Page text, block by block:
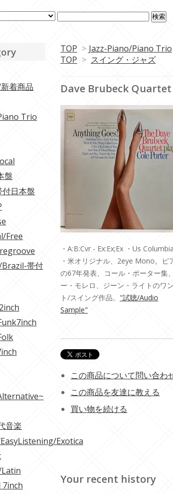
TOP > Jazz-Piano/Piano Trio
TOP > スイング・ジャズ
Dave Brubeck
・A:B:Cvr - Ex:Ex;Ex ・Us
・米オリジナル、2eye Mono。ピ
の67年発表、コール・ポーター集
ー・モレロ、ジーン・ライトのワ
ト/スイング作品。 "試聴/Audio
Sample"
この商品について問い合わ
この商品を友達に教える
買い物を続ける
Your recent history
着商品
Trio
盤
付日本盤
Free
帯付
音楽
Exotica
7inch